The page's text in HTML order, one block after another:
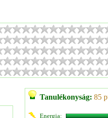
Tanulékonyság: 85
Energia: